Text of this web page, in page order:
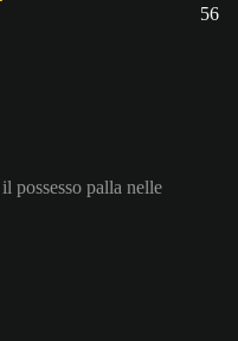
56
possesso palla nelle